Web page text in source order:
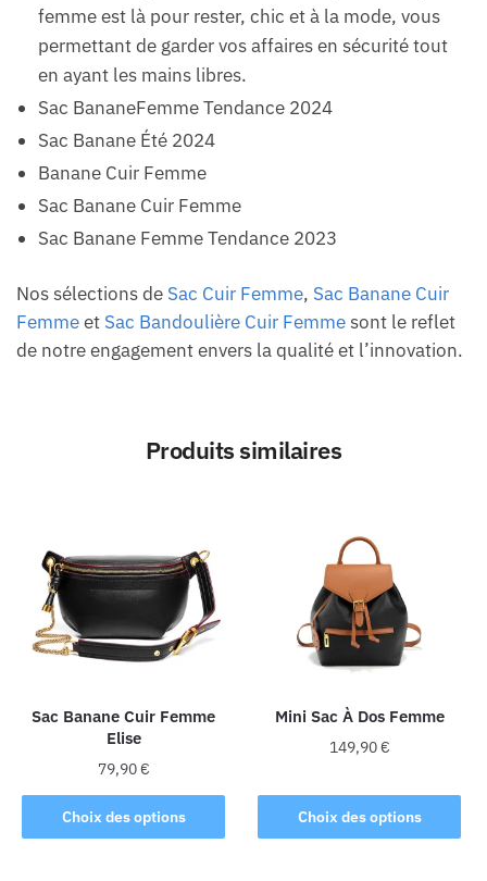
femme est là pour rester, chic et à la mode, vous
permettant de garder vos affaires en sécurité tout
en ayant les mains libres.
Sac BananeFemme Tendance 2024
Sac Banane Été 2024
Banane Cuir Femme
Sac Banane Cuir Femme
Sac Banane Femme Tendance 2023
Nos sélections de Sac Cuir Femme, Sac Banane Cuir
Femmeet Sac Bandoulière Cuir Femmesont le reflet
de notre engagement envers la qualité et l’innovation.
Produits similaires
Sac Banane Cuir Femme
Elise
79,90€
Choix des options
Ce
produit
Mini Sac À Dos Femme
149,90€
Choix des options
produit
a